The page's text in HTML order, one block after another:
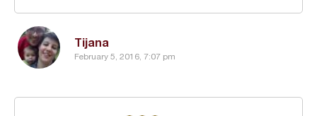
Tijana
February 5, 2016, 7:07 pm